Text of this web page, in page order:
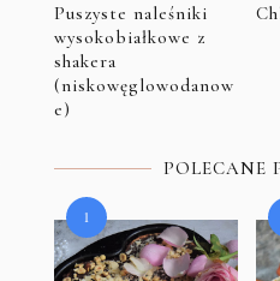
Puszyste naleśniki
wysokobiałkowe z
shakera
(niskowęglowodanow
e)
POLECANE